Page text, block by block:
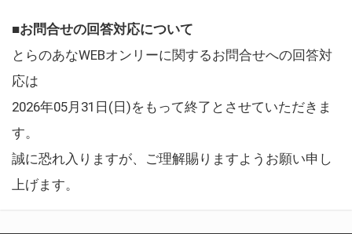
■お問合せの回答対応について
とらのあなWEBオンリーに関するお問合せへの回答対
応は
2026年05月31日(日)をもって終了とさせていただきま
す。
誠に恐れ入りますが、ご理解賜りますようお願い申し
上げます。